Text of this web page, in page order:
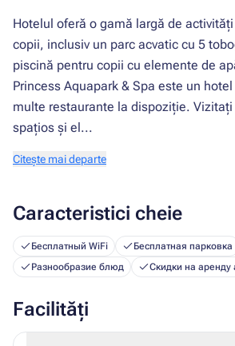
Hotelul oferă o gamă largă de
copii, inclusiv un parc acvatic cu 5
piscină pentru copii cu elemente de
Princess Aquapark & ​​​​Spa este un
multe restaurante la dispoziție.
spațios și el...
Citește mai departe
Caracteristici cheie
Бесплатный WiFi
Бесплатная парковка
Разнообразие блюд
Скидки на аренду
Facilități